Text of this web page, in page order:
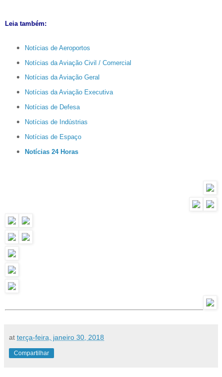
Leia também:
Notícias de Aeroportos
Notícias da Aviação Civil / Comercial
Notícias da Aviação Geral
Notícias da Aviação Executiva
Notícias de Defesa
Notícias de Indústrias
Notícias de Espaço
Notícias 24 Horas
at terça-feira, janeiro 30, 2018
Compartilhar